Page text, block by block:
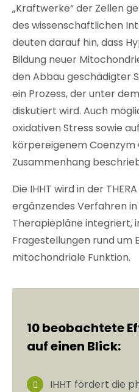
„Kraftwerke“ der Zellen
des wissenschaftlichen
deuten darauf hin, dass
Bildung neuer
den Abbau geschädigter
ein Prozess, der unter
diskutiert wird. Auch
oxidativen Stress sowie
körpereigenem Coenzym
Zusammenhang
Die IHHT wird in der
ergänzendes Verfahren in
Therapiepläne integriert,
Fragestellungen rund um
mitochondriale Funktion.
10 beobachtete
auf einen Blick:
IHHT fördert die